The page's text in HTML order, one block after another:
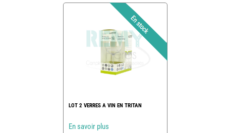
LOT 2 VERRES A VIN EN TRITAN
En savoir plus